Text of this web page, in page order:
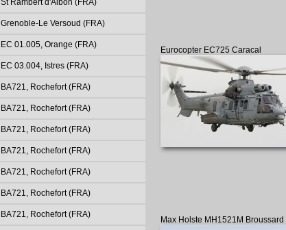
St Rambert d'Albon (FRA)
Grenoble-Le Versoud (FRA)
EC 01.005, Orange (FRA)
EC 03.004, Istres (FRA)
BA721, Rochefort (FRA)
BA721, Rochefort (FRA)
BA721, Rochefort (FRA)
BA721, Rochefort (FRA)
BA721, Rochefort (FRA)
BA721, Rochefort (FRA)
BA721, Rochefort (FRA)
Eurocopter EC725 Caracal
Max Holste MH1521M Broussard